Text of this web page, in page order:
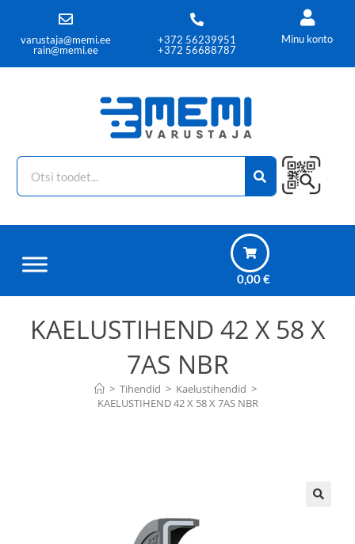
varustaja@memi.ee
rain@memi.ee
+372 56239951
+372 56688787
Minu konto
0,00€
KAELUSTIHEND 42 X 58 X
7AS NBR
> Tihendid > Kaelustihendid >
KAELUSTIHEND 42 X 58 X 7AS NBR